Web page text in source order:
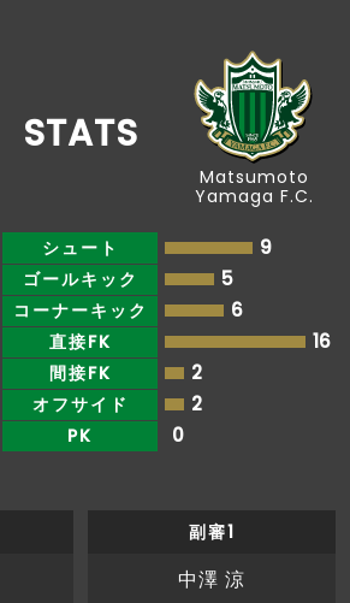
までのポゼッション：岐阜：４７％、松
３％
までのスタッツ：シュート：２本、枠内
ート：１本
ボールでキックオフ、後半開始
ペナルティエリアの外からシュートを放
、枠をとらえられない
がペナルティエリア内から枠内にシュート
原がペナルティエリア内から枠内にシュー
放つも、松本の選手にブロックされる
STATS
Matsumoto
Yamaga F.C.
シュート
9
ゴールキック
5
コーナーキック
6
直接FK
16
間接FK
2
オフサイド
2
PK 0
副審1
中澤 涼